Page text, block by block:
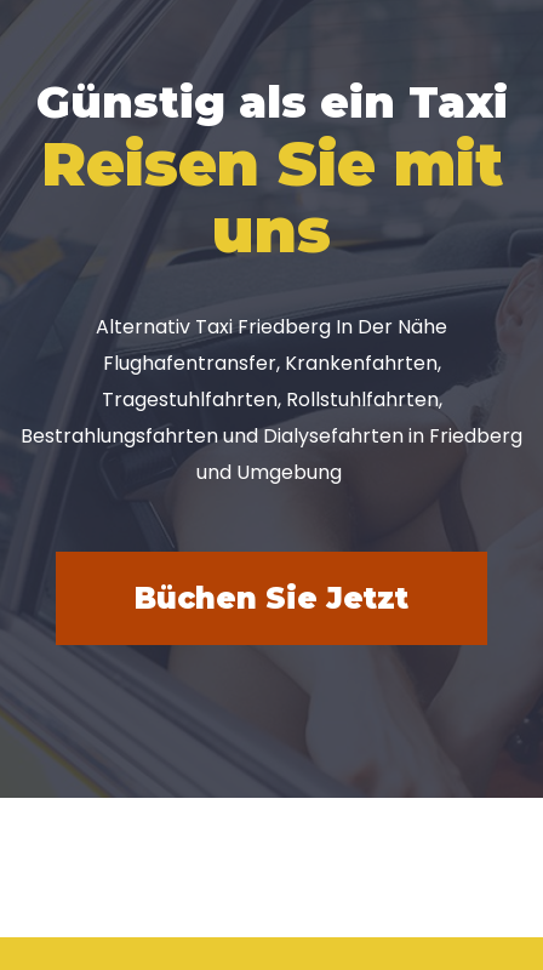
Günstig als ein Taxi
Reisen Sie mit
uns
Alternativ Taxi Friedberg In Der Nähe
Flughafentransfer, Krankenfahrten,
Tragestuhlfahrten, Rollstuhlfahrten,
Bestrahlungsfahrten und Dialysefahrten in Friedberg
und Umgebung
Büchen Sie Jetzt